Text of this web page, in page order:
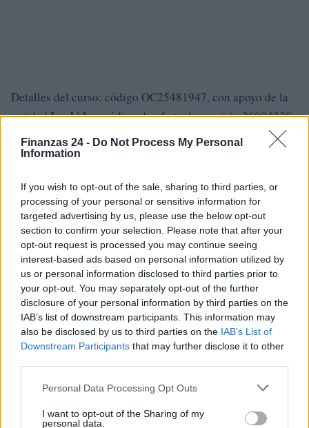
Finanzas 24 - Do Not Process My Personal
Information
If you wish to opt-out of the sale, sharing to third parties, or
processing of your personal or sensitive information for
targeted advertising by us, please use the below opt-out
section to confirm your selection. Please note that after your
opt-out request is processed you may continue seeing
interest-based ads based on personal information utilized by
us or personal information disclosed to third parties prior to
your opt-out. You may separately opt-out of the further
disclosure of your personal information by third parties on the
IAB’s list of downstream participants. This information may
also be disclosed by us to third parties on the IAB’s List of
Downstream Participants that may further disclose it to other
Please note that this website/app uses one or more Google
not limited to your visit or usage behaviour. You may click to
Personal Data Processing Opt Outs
I want to opt-out of the Sharing of my
personal data.
Detalles del curso: código OC25481947, con apoyo de la
entidadLanbidey código de oferta de servicio 26004239.
Actualmente hay una persona inscrita y no hay
observaciones registradas (
confirmar fechas, plazas y cualquier información adicional
sobre el contenido y la metodología. La recomendación
final es combinar conocimiento técnico, prudencia fiscal y
buenas prácticas de seguridad antes de invertir.
AUTOR
Staff